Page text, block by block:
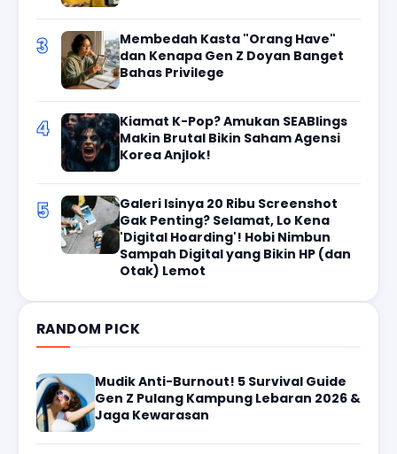
3
Membedah Kasta "Orang Have"
dan Kenapa Gen Z Doyan Banget
Bahas Privilege
4
Kiamat K-Pop? Amukan SEABlings
Makin Brutal Bikin Saham Agensi
Korea Anjlok!
5
Galeri Isinya 20 Ribu Screenshot
Gak Penting? Selamat, Lo Kena
'Digital Hoarding'! Hobi Nimbun
Sampah Digital yang Bikin HP (dan
Otak) Lemot
RANDOM PICK
Mudik Anti-Burnout! 5 Survival Guide
Gen Z Pulang Kampung Lebaran 2026 &
Jaga Kewarasan